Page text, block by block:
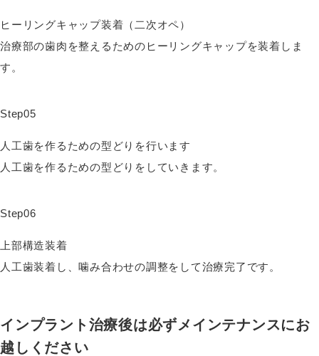
ヒーリングキャップ装着（二次オペ）
治療部の歯肉を整えるためのヒーリングキャップを装着しま
す。
Step05
人工歯を作るための型どりを行います
人工歯を作るための型どりをしていきます。
Step06
上部構造装着
人工歯装着し、噛み合わせの調整をして治療完了です。
インプラント治療後は必ずメインテナンスにお
越しください